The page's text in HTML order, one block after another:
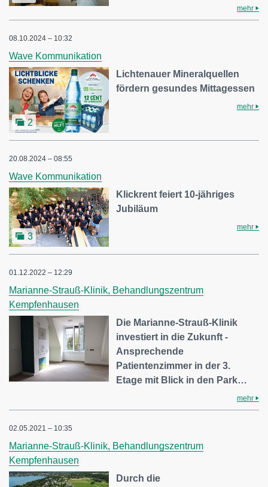
mehr
08.10.2024 – 10:32
Wave Kommunikation
2
Lichtenauer Mineralquellen
fördern gesundes Mittagessen
mehr
20.08.2024 – 08:55
Wave Kommunikation
3
Klickrent feiert 10-jähriges
Jubiläum
mehr
01.12.2022 – 12:29
Marianne-Strauß-Klinik, Behandlungszentrum
Kempfenhausen
Die Marianne-Strauß-Klinik
investiert in die Zukunft -
Ansprechende
Patientenzimmer in der 3.
Etage mit Blick in den Park…
mehr
02.05.2021 – 10:35
Marianne-Strauß-Klinik, Behandlungszentrum
Kempfenhausen
Durch die